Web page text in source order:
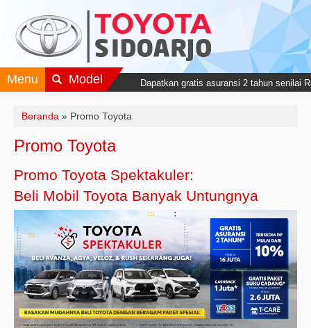
Dapatkan gratis asuransi 2 tahun senilai
Menu Model
Beranda » Promo Toyota
Promo Toyota
Promo Toyota Spektakuler:
Beli Mobil Toyota Banyak Untungnya